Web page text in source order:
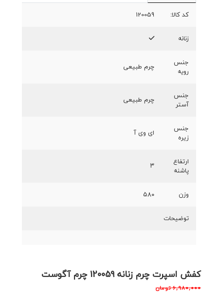
کفش اسپرت چرم زنانه 120059 چرم آگوست
۶,۹۸۰,۰۰۰ تومان
کد کالا: 120059
زنانه
جنس
رویه
چرم طبیعی
جنس
آستر
چرم طبیعی
جنس
زیره
ای وی آ
ارتفاع
پاشنه
۳
وزن ۵۸۰
توضیحات